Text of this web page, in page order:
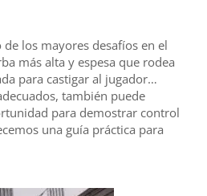
los mayores desafíos en el
más alta y espesa que rodea
para castigar al jugador…
también puede
para demostrar control
una guía práctica para